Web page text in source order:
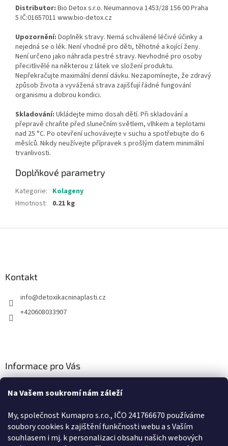
Na Vašem soukromí nám záleží
My, společnost Kumapro s.r.o., IČO 241766670 používáme
soubory cookies k zajištění funkčnosti webu a s Vaším
souhlasem i mj. k personalizaci obsahu našich webových
Distributor: Bio Detox s.r.o. Neumannova 1453/28 156 00 Praha
5 IČ:01657011 www.bio-detox.cz
Upozornění: Doplněk stravy. Nemá schválené léčivé účinky a
nejedná se o lék. Není vhodné pro děti, těhotné a kojící ženy.
Není určeno jako náhrada pestré stravy. Nevhodné pro osoby
přecitlivělé na některou z látek ve složení produktu.
Nepřekračujte maximální denní dávku. Nezapomínejte, že zdravý
způsob života a vyvážená strava zajišťují řádné fungování
organismu a dobrou kondici.
Skladování: Ukládejte mimo dosah dětí. Při skladování a
přepravě chraňte před slunečním světlem, vlhkem a teplotami
nad 25 °C. Po otevření uchovávejte v suchu a spotřebujte do 6
měsíců. Nikdy neužívejte přípravek s prošlým datem minimální
trvanlivosti.
Doplňkové parametry
Kategorie: Kolageny
Hmotnost: 0.21 kg
Kontakt
info@detoxikacninaplasti.cz
+420608033907
Informace pro Vás
Kontakty
Obchodní podmínky